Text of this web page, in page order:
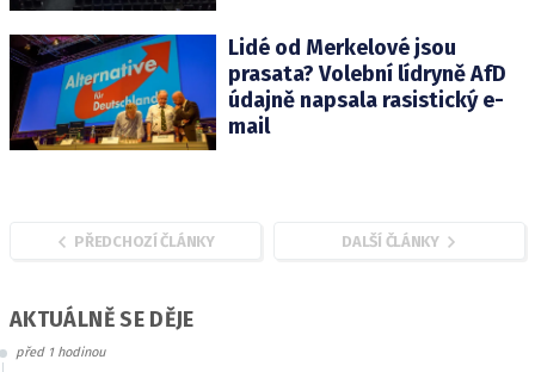
Lidé od Merkelové jsou
prasata? Volební lídryně AfD
údajně napsala rasistický e-
mail
PŘEDCHOZÍ ČLÁNKY DALŠÍ ČLÁNKY
AKTUÁLNĚ SE DĚJE
před 1 hodinou